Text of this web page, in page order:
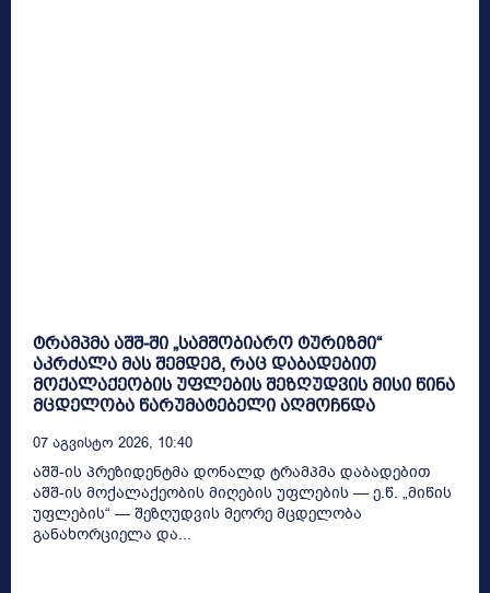
ტრამპმა აშშ-ში „სამშობიარო ტურიზმი“
აკრძალა მას შემდეგ, რაც დაბადებით
მოქალაქეობის უფლების შეზღუდვის მისი წინა
მცდელობა წარუმატებელი აღმოჩნდა
07 Აგვისტო 2026, 10:40
აშშ-ის პრეზიდენტმა დონალდ ტრამპმა დაბადებით
აშშ-ის მოქალაქეობის მიღების უფლების — ე.წ. „მიწის
უფლების“ — შეზღუდვის მეორე მცდელობა
განახორციელა და...